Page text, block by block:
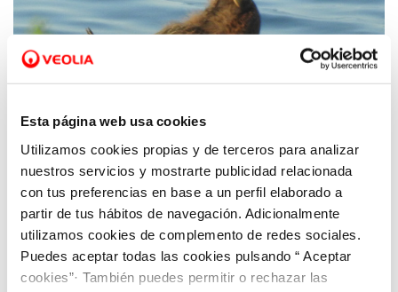
Esta página web usa cookies
Utilizamos cookies propias y de terceros para analizar
nuestros servicios y mostrarte publicidad relacionada
con tus preferencias en base a un perfil elaborado a
partir de tus hábitos de navegación. Adicionalmente
utilizamos cookies de complemento de redes sociales.
Puedes aceptar todas las cookies pulsando “ Aceptar
cookies”· También puedes permitir o rechazar las
11 AGO 2020
Hidrogea y ANSE detectan nidos del pato
cuchara en las lagunas de la depuradora de
Cabezo Beaza